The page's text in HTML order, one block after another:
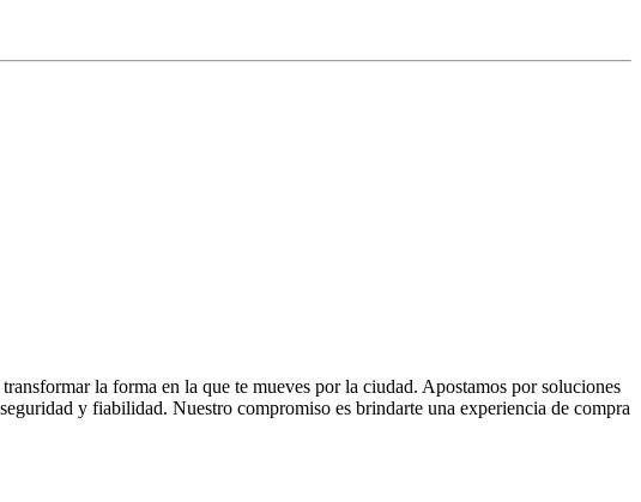
la forma en la que te mueves por la ciudad. Apostamos por soluciones
y fiabilidad. Nuestro compromiso es brindarte una experiencia de compra